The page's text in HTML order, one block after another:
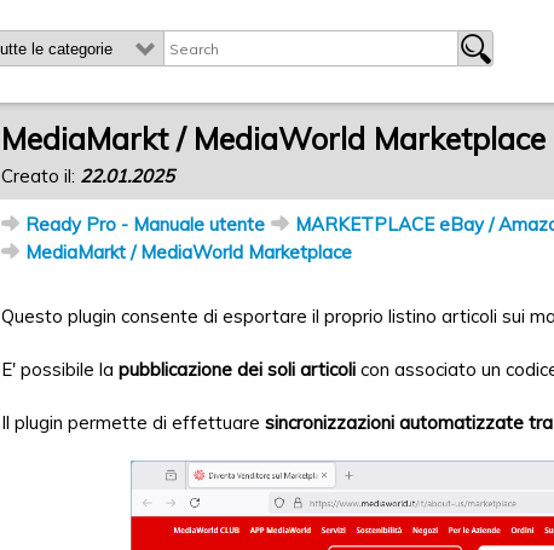
MediaMarkt / MediaWorld Marketplace
Creato il: 22.01.2025
Ready Pro - Manuale utente
MARKETPLACE eBay /
MediaMarkt / MediaWorld Marketplace
Questo plugin consente di esportare il proprio listino articoli sui
E' possibile la pubblicazione dei soli articoli con associato un
Il plugin permette di effettuare sincronizzazioni automatizzate